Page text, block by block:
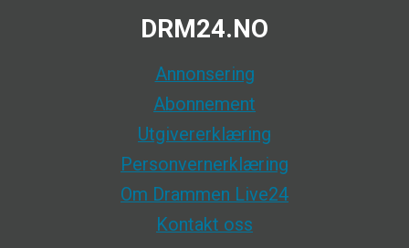
DRM24.NO
Annonsering
Abonnement
Utgivererklæring
Personvernerklæring
Om Drammen Live24
Kontakt oss